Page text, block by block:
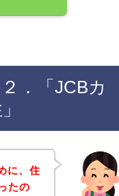
．「JCBカ
に、住
たの